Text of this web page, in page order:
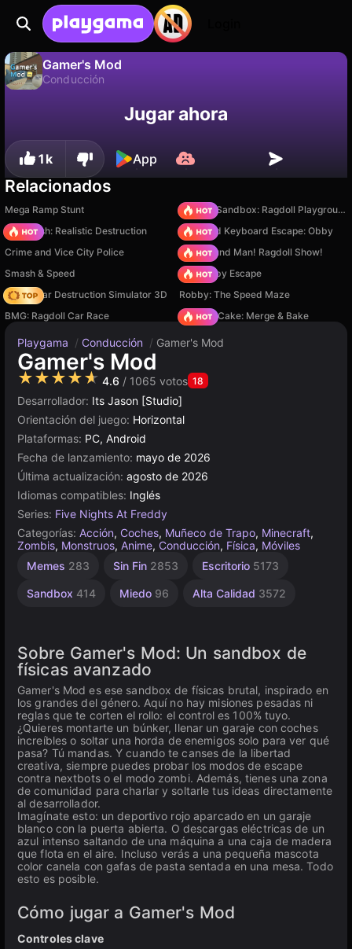
Gamer's Mod
Conducción
¡Guarda el progreso!Jugar ahora
1k App
Relacionados
Mega Ramp Stunt
Sprunki Sandbox: Ragdoll Playground Mode
Car Crush: Realistic Destruction
+1 Speed Keyboard Escape: Obby
Crime and Vice City Police
Playground Man! Ragdoll Show!
Smash & Speed
Your Obby Escape
Online Car Destruction Simulator 3D
Robby: The Speed Maze
BMG: Ragdoll Car Race
Piece of Cake: Merge & Bake
Playgama / Conducción / Gamer's Mod
Gamer's Mod
★★★★★ 4.6 / 1065 votos 18
Desarrollador: Its Jason [Studio]
Orientación del juego: Horizontal
Plataformas: PC, Android
Fecha de lanzamiento: mayo de 2026
Última actualización: agosto de 2026
Idiomas compatibles: Inglés
Series: Five Nights At Freddy
Categorías: Acción, Coches, Muñeco de Trapo, Minecraft,
Zombis, Monstruos, Anime, Conducción, Física, Móviles
Memes 283 Sin Fin 2853 Escritorio 5173
Sandbox 414 Miedo 96 Alta Calidad 3572
Browser
Sobre Gamer's Mod: Un sandbox de
físicas avanzado
Gamer's Mod es ese sandbox de físicas brutal, inspirado en
los grandes del género. Aquí no hay misiones pesadas ni
reglas que te corten el rollo: el control es 100% tuyo.
¿Quieres montarte un búnker, llenar un garaje con coches
increíbles o soltar una horda de enemigos solo para ver qué
pasa? Tú mandas. Y cuando te canses de la libertad
creativa, siempre puedes probar los modos de escape
contra nextbots o el modo zombi. Además, tienes una zona
de comunidad para charlar y soltarle tus ideas directamente
al desarrollador.
Imagínate esto: un deportivo rojo aparcado en un garaje
blanco con la puerta abierta. O descargas eléctricas de un
azul intenso saltando de una máquina a una caja de madera
que flota en el aire. Incluso verás a una pequeña mascota
color canela con gafas de pasta sentada en una mesa. Todo
esto es posible.
Cómo jugar a Gamer's Mod
Controles clave